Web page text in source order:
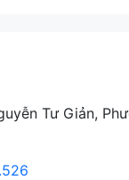
Tư Giản,